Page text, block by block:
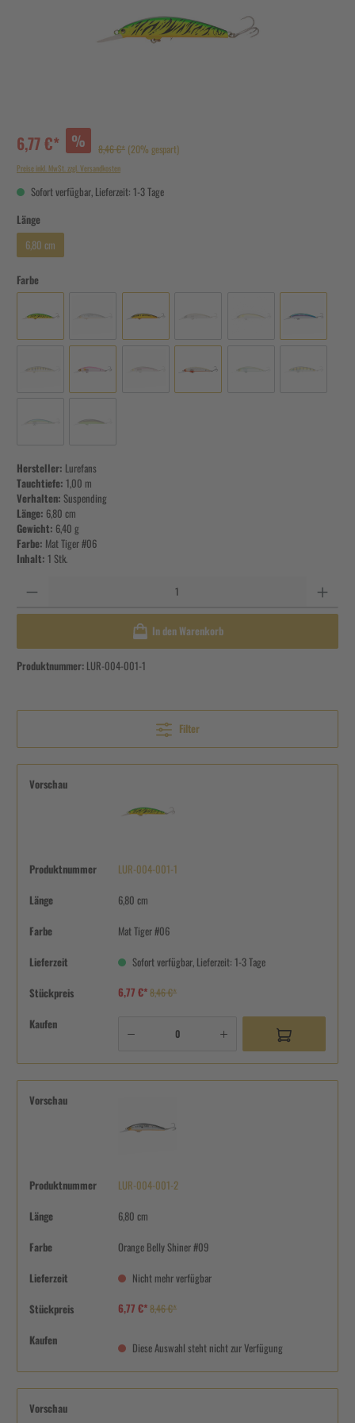
6,77 €* % 8,46 €* (20% gespart)
Preise inkl. MwSt. zzgl. Versandkosten
Sofort verfügbar, Lieferzeit: 1-3 Tage
Länge
6,80 cm
Farbe
Hersteller: Lurefans
Tauchtiefe: 1,00 m
Verhalten: Suspending
Länge: 6,80 cm
Gewicht: 6,40 g
Farbe: Mat Tiger #06
Inhalt: 1 Stk.
In den Warenkorb
Produktnummer: LUR-004-001-1
Filter
Vorschau
Produktnummer LUR-004-001-1
Länge 6,80 cm
Farbe Mat Tiger #06
Lieferzeit Sofort verfügbar, Lieferzeit: 1-3 Tage
Stückpreis 6,77 €*8,46 €*
Kaufen
Vorschau
Produktnummer LUR-004-001-2
Länge 6,80 cm
Farbe Orange Belly Shiner #09
Lieferzeit Nicht mehr verfügbar
Stückpreis 6,77 €*8,46 €*
Kaufen
Diese Auswahl steht nicht zur Verfügung
Vorschau